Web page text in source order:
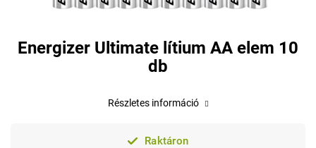
Energizer Ultimate lítium AA elem 10
db
Raktáron
Részletes információ